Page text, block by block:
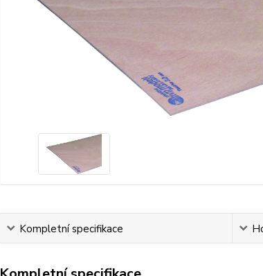
Kompletní specifikace